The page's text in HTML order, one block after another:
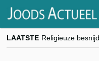
LAATSTE